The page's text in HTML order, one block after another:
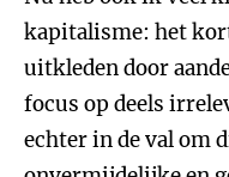
kapitalisme: het
uitkleden door
focus op deels
echter in de val om